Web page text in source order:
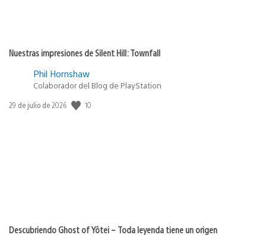
Nuestras impresiones de Silent Hill: Townfall
Phil Hornshaw
Colaborador del Blog de PlayStation
Fecha
29 de julio de 2026 10
Descubriendo Ghost of Yōtei – Toda leyenda tiene un origen